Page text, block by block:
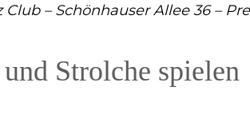
Club – Schönhauser Allee 36 –
Strolche spielen